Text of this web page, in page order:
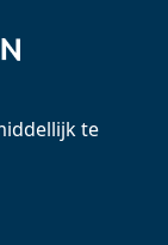
te